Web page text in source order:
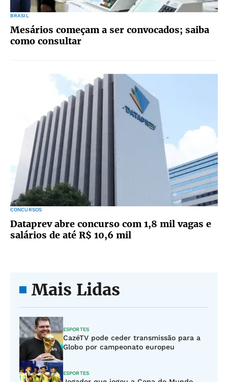
BRASIL
Mesários começam a ser convocados; saiba
como consultar
CONCURSOS
Dataprev abre concurso com 1,8 mil vagas e
salários de até R$ 10,6 mil
Mais Lidas
ESPORTES
CazéTV pode ceder transmissão para a
Globo por campeonato europeu
ESPORTES